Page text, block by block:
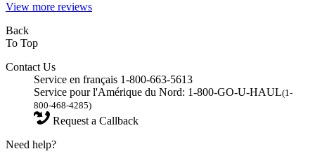
View more reviews
Back
To Top
Contact Us
Service en français 1-800-663-5613
Service pour l'Amérique du Nord: 1-800-GO-U-HAUL(1-
800-468-4285)
Request a Callback
Need help?